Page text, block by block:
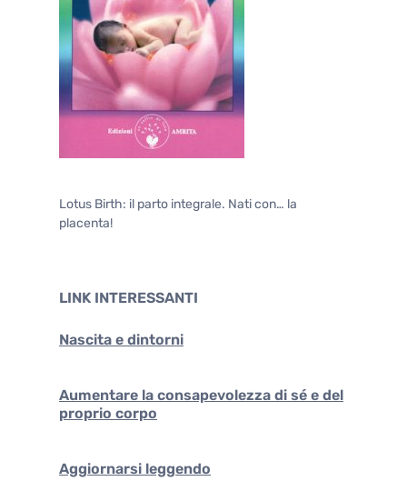
Lotus Birth: il parto integrale. Nati con… la
placenta!
LINK INTERESSANTI
Nascita e dintorni
Aumentare la consapevolezza di sé e del
proprio corpo
Aggiornarsi leggendo